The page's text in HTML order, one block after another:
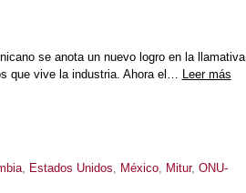
se anota un nuevo logro en la llamativa
que vive la industria. Ahora el… Leer más
, Estados Unidos México, Mitur, ONU-